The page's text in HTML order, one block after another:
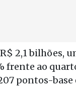
2,1 bilhões,
frente ao
pontos-base